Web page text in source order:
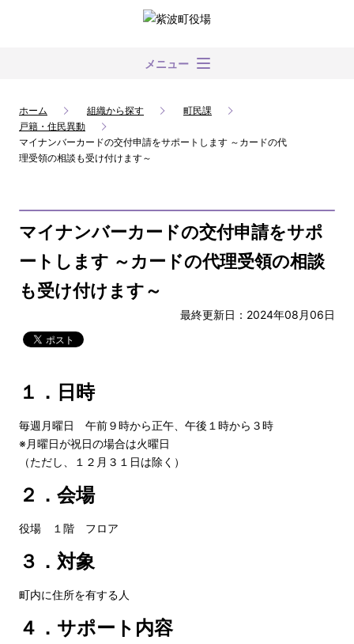
メニュー
ホーム 組織から探す
町民課
戸籍・住民異動
マイナンバーカードの交付申請をサポートします ～カードの代
理受領の相談も受け付けます～
マイナンバーカードの交付申請をサポ
ートします ～カードの代理受領の相談
も受け付けます～
最終更新日：2024年08月06日
１．日時
毎週月曜日 午前９時から正午、午後１時から３時
※月曜日が祝日の場合は火曜日
（ただし、１２月３１日は除く）
２．会場
役場 １階 フロア
３．対象
町内に住所を有する人
４．サポート内容